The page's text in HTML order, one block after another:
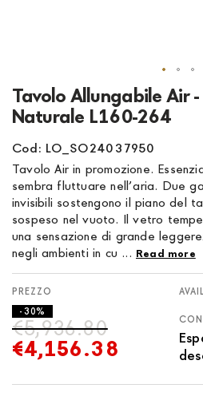
Tavolo Allungabile Air
Naturale L160-264
Cod: LO_SO24037950
Tavolo Air in promozione.
sembra fluttuare nell’aria. Due
invisibili sostengono il piano del
sospeso nel vuoto. Il vetro
una sensazione di grande
negli ambienti in cu ... Read more
€4,156.38
€5,936.80
- 30%
Skip
to
the
beginning
of
the
images
gallery